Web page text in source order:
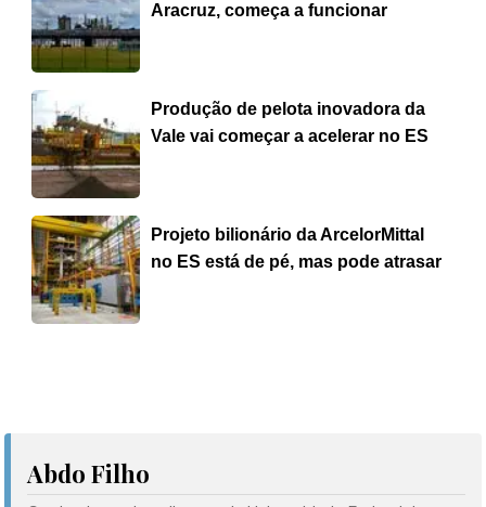
Aracruz, começa a funcionar
Produção de pelota inovadora da
Vale vai começar a acelerar no ES
Projeto bilionário da ArcelorMittal
no ES está de pé, mas pode atrasar
Abdo Filho